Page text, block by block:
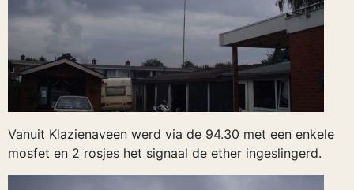
Vanuit Klazienaveen werd via de 94.30 met een enkele
mosfet en 2 rosjes het signaal de ether ingeslingerd.